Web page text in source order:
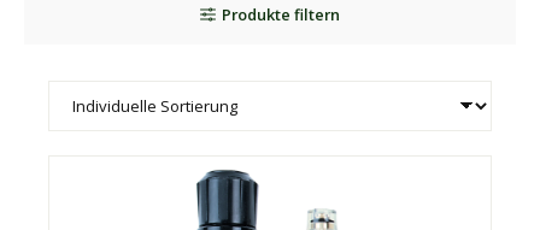
Produkte filtern